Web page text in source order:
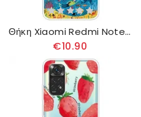
Θήκη Xiaomi Redmi Note 11 / 11S Θαλάσσιος Κόσμος
€10.90